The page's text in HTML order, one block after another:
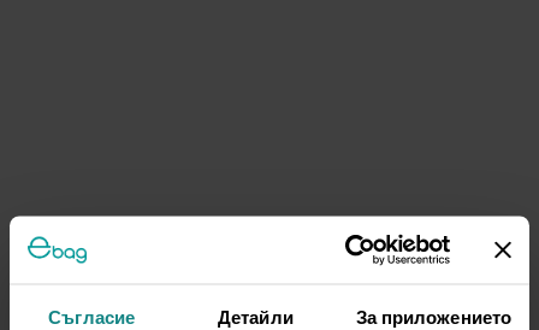
Съгласие Детайли За приложението